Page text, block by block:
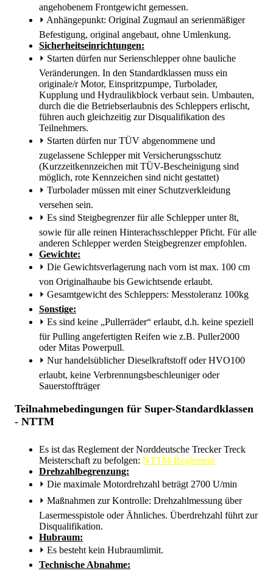
angehobenem Frontgewicht gemessen.
⏵ Anhängepunkt: Original Zugmaul an serienmäßiger
Befestigung, original angebaut, ohne Umlenkung.
Sicherheitseinrichtungen:
⏵ Starten dürfen nur Serienschlepper ohne bauliche
Veränderungen. In den Standardklassen muss ein
originale/r Motor, Einspritzpumpe, Turbolader,
Kupplung und Hydraulikblock verbaut sein. Umbauten,
durch die die Betriebserlaubnis des Schleppers erlischt,
führen auch gleichzeitig zur Disqualifikation des
Teilnehmers.
⏵ Starten dürfen nur TÜV abgenommene und
zugelassene Schlepper mit Versicherungsschutz
(Kurzzeitkennzeichen mit TÜV-Bescheinigung sind
möglich, rote Kennzeichen sind nicht gestattet)
⏵ Turbolader müssen mit einer Schutzverkleidung
versehen sein.
⏵ Es sind Steigbegrenzer für alle Schlepper unter 8t,
sowie für alle reinen Hinterachsschlepper Pficht. Für alle
anderen Schlepper werden Steigbegrenzer empfohlen.
Gewichte:
⏵ Die Gewichtsverlagerung nach vorn ist max. 100 cm
von Originalhaube bis Gewichtsende erlaubt.
⏵ Gesamtgewicht des Schleppers: Messtoleranz 100kg
Sonstige:
⏵ Es sind keine „Pullerräder“ erlaubt, d.h. keine speziell
für Pulling angefertigten Reifen wie z.B. Puller2000
oder Mitas Powerpull.
⏵ Nur handelsüblicher Dieselkraftstoff oder HVO100
erlaubt, keine Verbrennungsbeschleuniger oder
Sauerstoffträger
Teilnahmebedingungen für Super-Standardklassen
- NTTM
Es ist das Reglement der Norddeutsche Trecker Treck
Meisterschaft zu befolgen: NTTM-Reglement
Drehzahlbegrenzung:
⏵ Die maximale Motordrehzahl beträgt 2700 U/min
⏵ Maßnahmen zur Kontrolle: Drehzahlmessung über
Lasermesspistole oder Ähnliches. Überdrehzahl führt zur
Disqualifikation.
Hubraum:
⏵ Es besteht kein Hubraumlimit.
Technische Abnahme: